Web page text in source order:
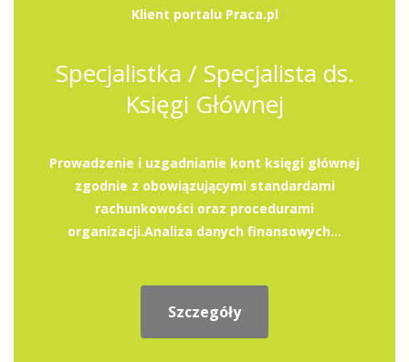
Klient portalu Praca.pl
Specjalistka / Specjalista ds.
Księgi Głównej
Prowadzenie i uzgadnianie kont księgi głównej
zgodnie z obowiązującymi standardami
rachunkowości oraz procedurami
organizacji.Analiza danych finansowych...
Szczegóły